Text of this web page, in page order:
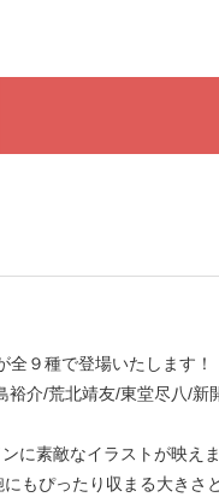
全９種で登場いたします！
介/荒北靖友/東堂尽八/
に素敵なイラストが映えま
もぴったり収まる大きさ